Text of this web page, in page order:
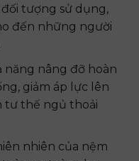
tượng sử dụng,
đến những người
năng nâng đỡ hoàn
giảm áp lực lên
tư thế ngủ thoải
nhiên của nệm